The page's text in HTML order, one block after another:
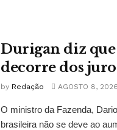
Durigan diz
decorre dos
by Redação AGOSTO 8, 2026
O ministro da Fazenda,
brasileira não se deve ao